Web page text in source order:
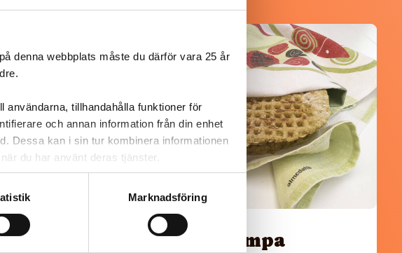
denna webbplats måste du därför vara 25 år
användarna, tillhandahålla funktioner för
och annan information från din enhet
Dessa kan i sin tur kombinera informationen
du har använt deras tjänster.
Marknadsföring
Glutenfri stompa